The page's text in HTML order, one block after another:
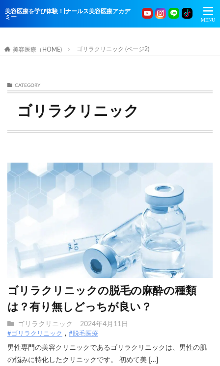
美容医療を学び体験！|ナールス美容医療アカデ
ミー
美容医療（HOME) ゴリラクリニック (ページ2)
CATEGORY
ゴリラクリニック
ゴリラクリニックの脱毛の麻酔の種類
は？有り無しどっちが良い？
ゴリラクリニック 2024年4月11日
#ゴリラクリニック #脱毛医療
男性専門の美容クリニックであるゴリラクリニックは、男性の肌
の悩みに特化したクリニックです。 初めて美 […]